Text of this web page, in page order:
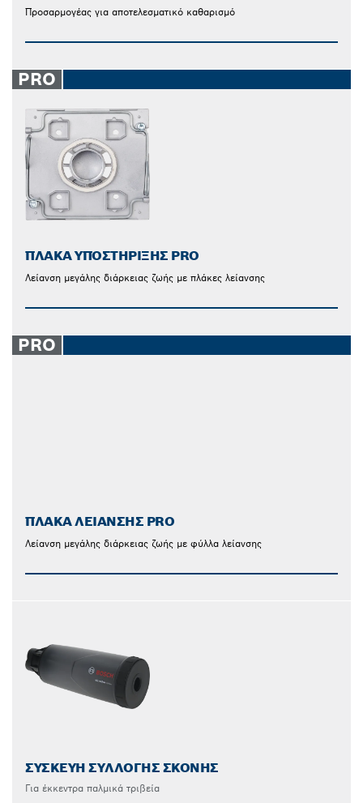
Προσαρμογέας για αποτελεσματικό καθαρισμό
PRO
ΠΛΆΚΑ ΥΠΟΣΤΉΡΙΞΗΣ PRO
Λείανση μεγάλης διάρκειας ζωής με πλάκες λείανσης
PRO
ΠΛΆΚΑ ΛΕΊΑΝΣΗΣ PRO
Λείανση μεγάλης διάρκειας ζωής με φύλλα λείανσης
ΣΥΣΚΕΥΉ ΣΥΛΛΟΓΉΣ ΣΚΌΝΗΣ
Για έκκεντρα παλμικά τριβεία